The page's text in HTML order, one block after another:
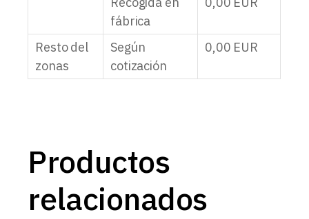
fábrica
Resto del
zonas
Según
cotización
0,00 EUR
Productos
relacionados